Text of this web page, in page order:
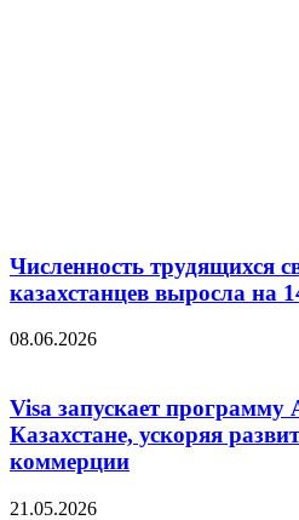
Численность трудящихся
казахстанцев выросла на
08.06.2026
Visa запускает программу
Казахстане, ускоряя
коммерции
21.05.2026